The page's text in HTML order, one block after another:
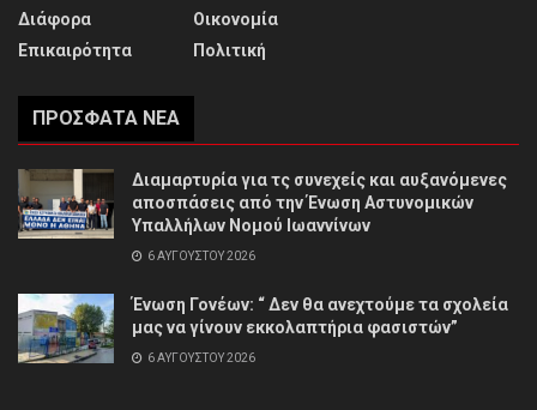
Διάφορα
Επικαιρότητα
Οικονομία
Πολιτική
ΠΡΌΣΦΑΤΑ ΝΈΑ
Διαμαρτυρία για τς συνεχείς και αυξανόμενες
αποσπάσεις από την Ένωση Αστυνομικών
Υπαλλήλων Νομού Ιωαννίνων
6 ΑΥΓΟΎΣΤΟΥ 2026
Ένωση Γονέων: “ Δεν θα ανεχτούμε τα σχολεία
μας να γίνουν εκκολαπτήρια φασιστών”
6 ΑΥΓΟΎΣΤΟΥ 2026